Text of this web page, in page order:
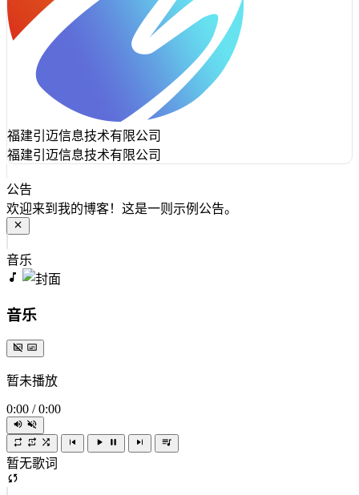
福建引迈信息技术有限公司
福建引迈信息技术有限公司
公告
欢迎来到我的博客！这是一则示例公告。
音乐
音乐
暂未播放
0:00 / 0:00
暂无歌词